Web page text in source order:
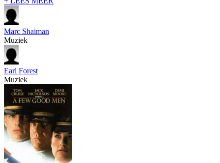
Marc Shaiman
Muziek
Earl Forest
Muziek